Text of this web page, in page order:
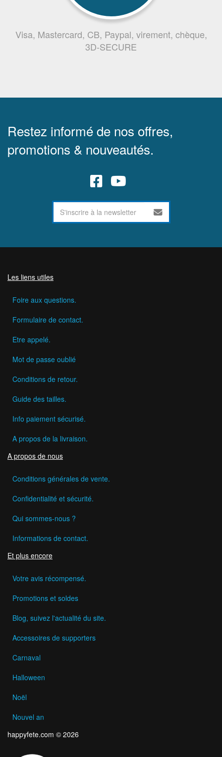
Visa, Mastercard, CB, Paypal, virement, chèque,
3D-SECURE
Restez informé de nos offres,
promotions & nouveautés.
Les liens utiles
Foire aux questions.
Formulaire de contact.
Etre appelé.
Mot de passe oublié
Conditions de retour.
Guide des tailles.
Info paiement sécurisé.
A propos de la livraison.
A propos de nous
Conditions générales de vente.
Confidentialité et sécurité.
Qui sommes-nous ?
Informations de contact.
Et plus encore
Votre avis récompensé.
Promotions et soldes
Blog, suivez l'actualité du site.
Accessoires de supporters
Carnaval
Halloween
Noël
Nouvel an
happyfete.com © 2026